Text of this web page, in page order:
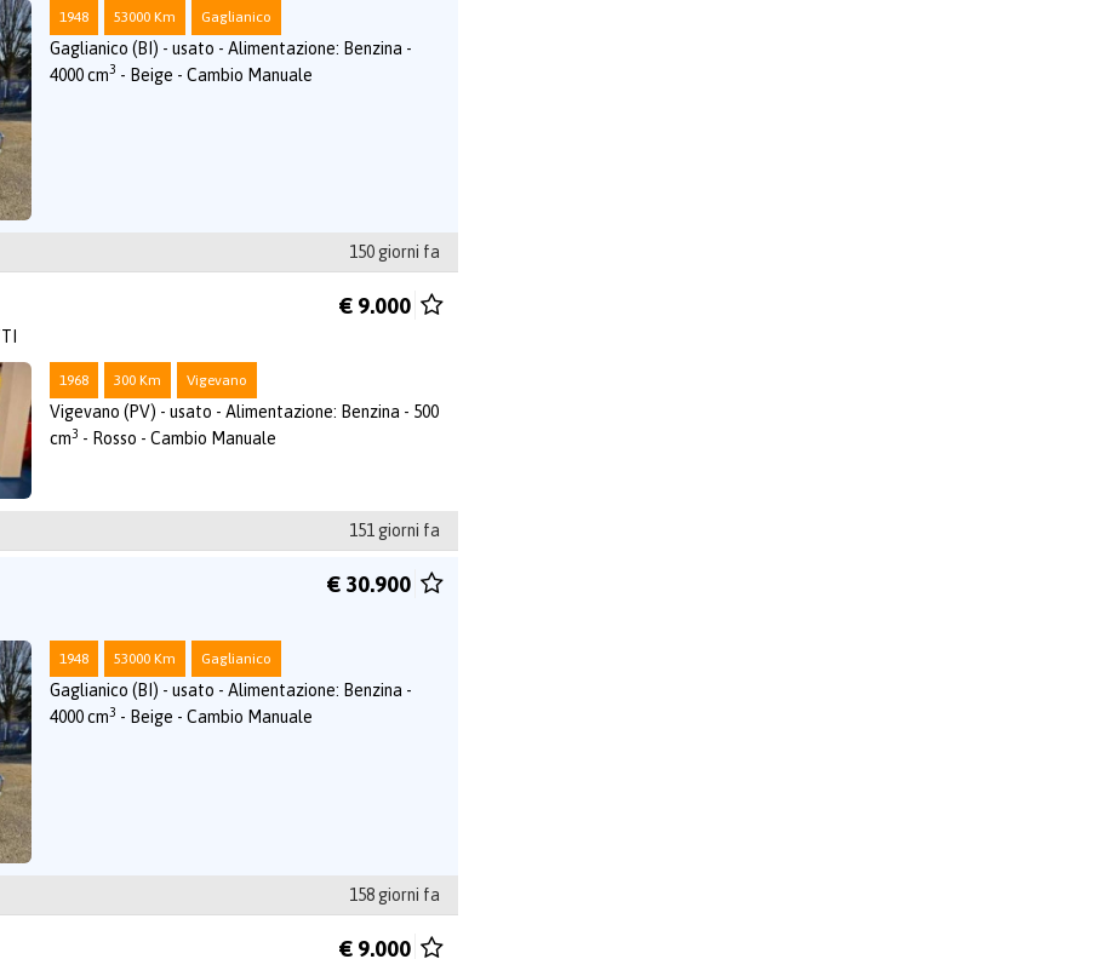
1948 53000 Km Gaglianico
Gaglianico (BI) - usato - Alimentazione: Benzina -
4000 cm3 - Beige - Cambio Manuale
150 giorni fa
€ 9.000
1968 300 Km Vigevano
Vigevano (PV) - usato - Alimentazione: Benzina - 500
cm3 - Rosso - Cambio Manuale
151 giorni fa
€ 30.900
1948 53000 Km Gaglianico
Gaglianico (BI) - usato - Alimentazione: Benzina -
4000 cm3 - Beige - Cambio Manuale
158 giorni fa
€ 9.000